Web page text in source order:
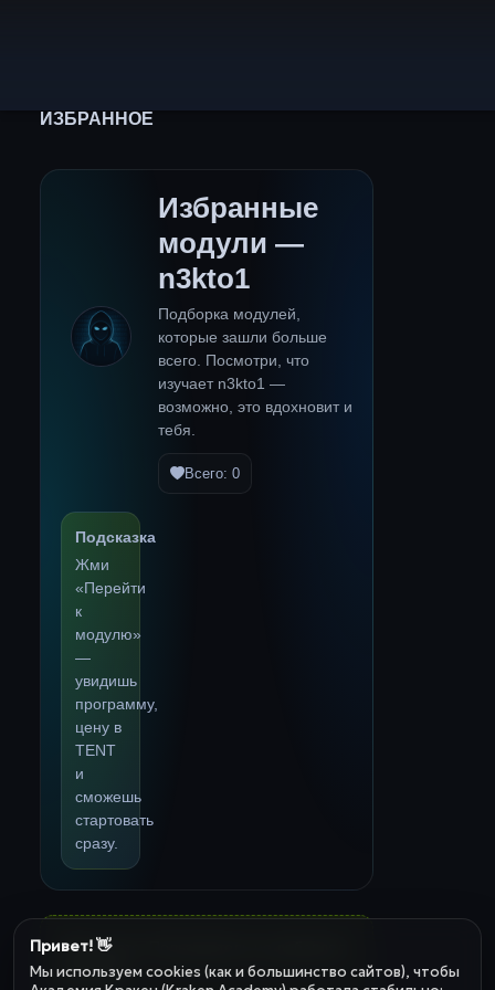
Привет! 👋
Мы используем cookies (как и большинство сайтов), чтобы
ИЗБРАННОЕ
Избранные
модули —
n3kto1
Подборка модулей,
которые зашли больше
всего. Посмотри, что
изучает n3kto1 —
возможно, это вдохновит и
тебя.
Всего: 0
Подсказка
Жми
«Перейти
к
модулю»
—
увидишь
программу,
цену в
TENT
и
сможешь
стартовать
сразу.
Пока пусто. Пользователь не добавлял
модулей.